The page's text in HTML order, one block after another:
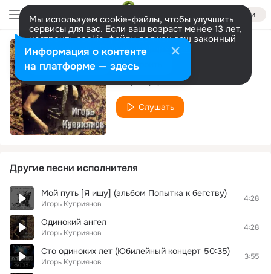
Войти
Мы используем cookie-файлы, чтобы улучшить
сервисы для вас. Если ваш возраст менее 13 лет,
настроить cookie-файлы должен ваш законный
представитель. Больше информации
Разрешить все Настроить
Игра с судьбой
Игорь Куприянов
Слушать
Другие песни исполнителя
Мой путь [Я ищу] (альбом Попытка к бегству)
Игорь Куприянов
4:28
Одинокий ангел
Игорь Куприянов
4:28
Сто одиноких лет (Юбилейный концерт 50:35)
Игорь Куприянов
3:55
Информация о контенте
на платформе — здесь